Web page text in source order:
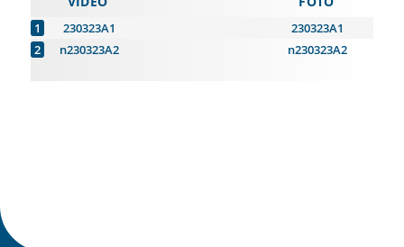
230323A1
n230323A2
230323A1
n230323A2